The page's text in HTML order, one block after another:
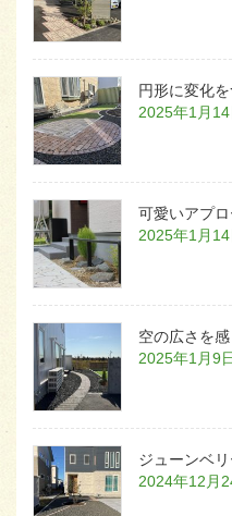
円形に変化
2025年1月14
可愛いアプ
2025年1月14
空の広さを
2025年1月9
ジューンベ
2024年12月